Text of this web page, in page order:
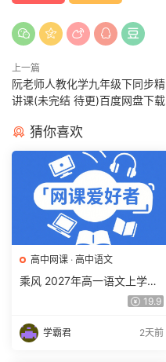
上一篇
阮老师人教化学九年级下同步精
讲课(未完结 待更)百度网盘下载
猜你喜欢
高中网课 · 高中语文
乘风 2027年高一语文上学期
网课教程 高一语文 暑假班视
19.9
学霸君 2天前